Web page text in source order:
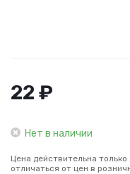
22 ₽
Нет в наличии
Цена действительна
отличаться от цен в